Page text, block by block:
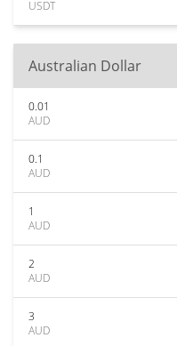
USDT
Australian Dollar
0.01
AUD
0.1
AUD
1
AUD
2
AUD
3
AUD